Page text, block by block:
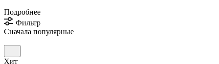
Подробнее
Фильтр
Сначала популярные
Хит